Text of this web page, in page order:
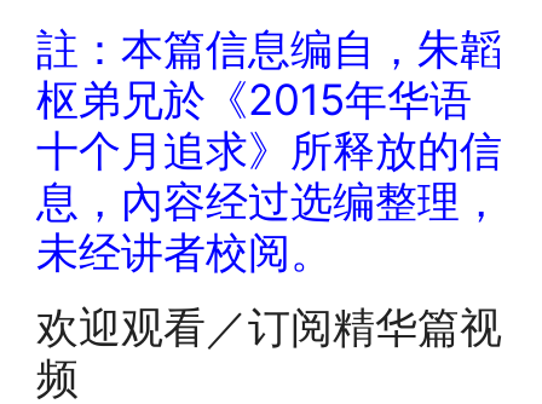
註：本篇信息编自，朱韜
枢弟兄於《2015年华语
十个月追求》所释放的信
息，內容经过选编整理，
未经讲者校阅。
欢迎观看／订阅精华篇视
频